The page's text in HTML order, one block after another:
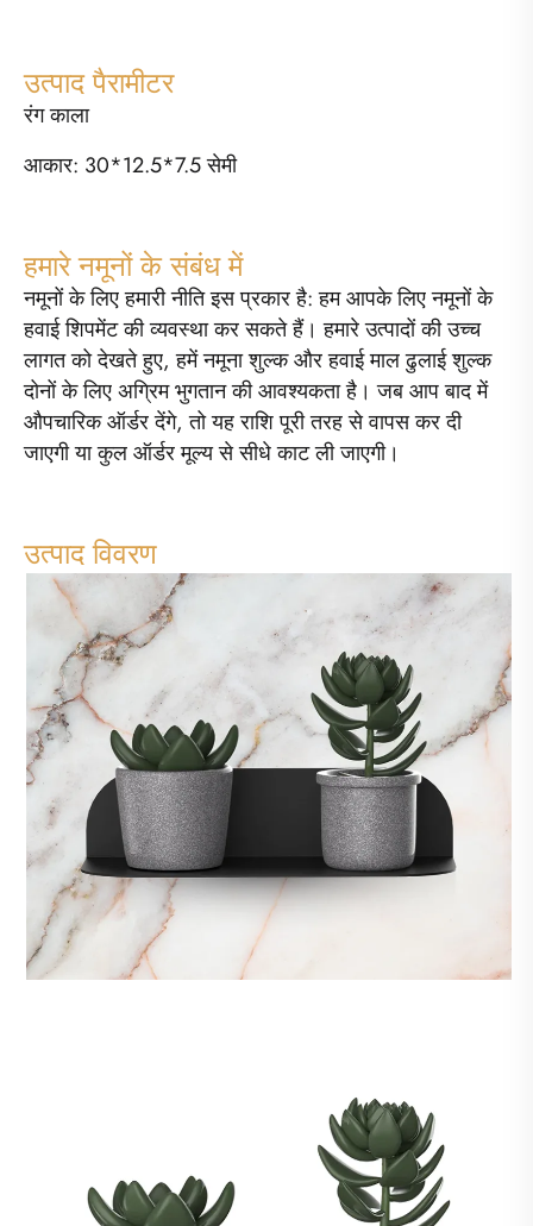
उत्पाद पैरामीटर
रंग काला
आकार: 30*12.5*7.5 सेमी
हमारे नमूनों के संबंध में
नमूनों के लिए हमारी नीति इस प्रकार है: हम आपके लिए नमूनों के
हवाई शिपमेंट की व्यवस्था कर सकते हैं। हमारे उत्पादों की उच्च
लागत को देखते हुए, हमें नमूना शुल्क और हवाई माल ढुलाई शुल्क
दोनों के लिए अग्रिम भुगतान की आवश्यकता है। जब आप बाद में
औपचारिक ऑर्डर देंगे, तो यह राशि पूरी तरह से वापस कर दी
जाएगी या कुल ऑर्डर मूल्य से सीधे काट ली जाएगी।
उत्पाद विवरण